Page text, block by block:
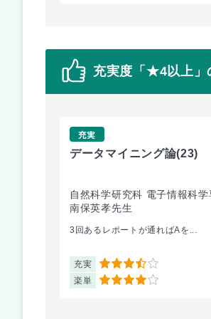
充実度「★4以上」
充実
データマイニング論(23)
自然科学研究科 電子情報科学
南保英孝先生
3回あるレポートが通ればAを...
充実 3.5
楽単 4